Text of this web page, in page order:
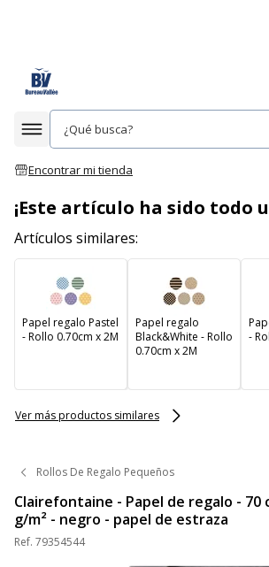
Afficher la navigation
Encontrar mi tienda
¡Este artículo ha sido todo
Artículos similares:
Papel regalo Pastel
- Rollo 0.70cm x 2M
Papel regalo
Black&White - Rollo
0.70cm x 2M
-
Ver más productos similares
Rollos De Regalo Pequeños
Clairefontaine - Papel de regalo - 70
g/m² - negro - papel de estraza
Ref. 79354544